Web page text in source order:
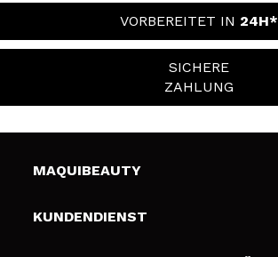
VORBEREITET IN 24H*
SICHERE
ZAHLUNG
MAQUIBEAUTY
Über uns
KUNDENDIENST